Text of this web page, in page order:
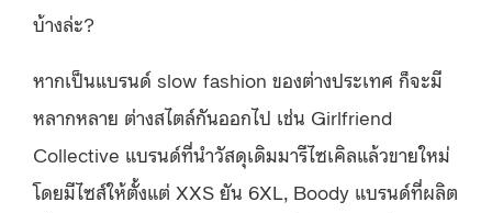
บ้างล่ะ?
หากเป็นแบรนด์ slow fashion ของต่างประเทศ ก็จะมี
หลากหลาย ต่างสไตล์กันออกไป เช่น Girlfriend
Collective แบรนด์ที่นำวัสดุเดิมมารีไซเคิลแล้วขายใหม่
โดยมีไซส์ให้ตั้งแต่ XXS ยัน 6XL, Boody แบรนด์ที่ผลิต